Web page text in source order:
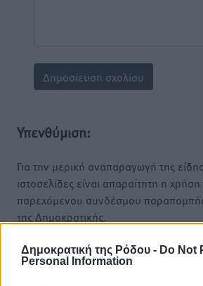
Δημοκρατική της Ρόδου - Do Not
Personal Information
Υπενθύμιση:
Για την μερική αναπαραγωγή της
ιστοσελίδες είναι απαραίτητη η
παρεχόμενου συνδέσμου
της Δημοκρατικής.